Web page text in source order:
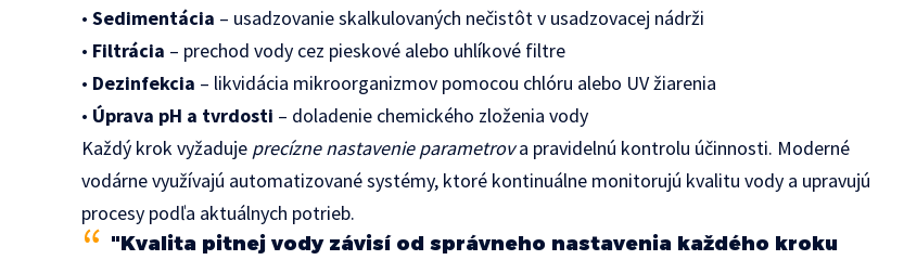
•Sedimentácia – usadzovanie skalkulovaných nečistôt v usadzovacej nádrži
• Filtrácia – prechod vody cez pieskové alebo uhlíkové filtre
• Dezinfekcia – likvidácia mikroorganizmov pomocou chlóru alebo UV žiarenia
• Úprava pH a tvrdosti – doladenie chemického zloženia vody
Každý krok vyžaduje precízne nastavenie parametrova pravidelnú kontrolu účinnosti. Moderné
vodárne využívajú automatizované systémy, ktoré kontinuálne monitorujú kvalitu vody a upravujú
procesy podľa aktuálnych potrieb.
"Kvalita pitnej vody závisí od správneho nastavenia každého kroku